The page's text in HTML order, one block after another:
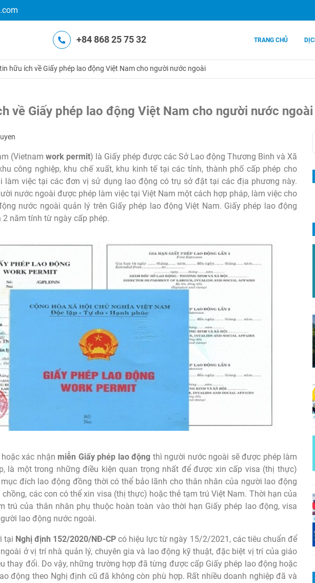
+84 868 25 75 32 TRANG CHỦ
hữu ích về Giấy phép lao động Việt Nam cho người nước ngoài
về Giấy phép lao động Việt Nam cho người nước ngoài
(Vietnam work permit) là Giấy phép được các Sở Lao động Thương Binh và Xã
công nghiệp, khu chế xuất, khu kinh tế tại các tỉnh, thành phố cấp phép cho
làm việc tại các đơn vị sử dụng lao động có trụ sở đặt tại các địa phương này.
nước ngoài được phép làm việc tại Việt Nam một cách hợp pháp, làm việc cho
nước ngoài quản lý trên Giấy phép lao động Việt Nam. Giấy phép lao động
năm tính từ ngày cấp phép.
hoặc xác nhận miễn Giấy phép lao động thì người nước ngoài sẽ được phép làm
là một trong những điều kiện quan trọng nhất để được xin cấp visa (thị thực)
đích lao động đồng thời có thể bảo lãnh cho thân nhân của người lao động
các con có thể xin visa (thị thực) hoặc thẻ tạm trú Việt Nam. Thời hạn của
trú của thân nhân phụ thuộc hoàn toàn vào thời hạn Giấy phép lao động, visa
lao động nước ngoài.
tại Nghị định 152/2020/NĐ-CPcó hiệu lực từ ngày 15/2/2021, các tiêu chuẩn để
ở vị trí nhà quản lý, chuyên gia và lao động kỹ thuật, đặc biệt vị trí của giáo
thay đổi. Do vậy, những trường hợp đã từng được cấp Giấy phép lao động hoặc
động theo Nghị định cũ đã không còn phù hợp. Rất nhiều doanh nghiệp đã và